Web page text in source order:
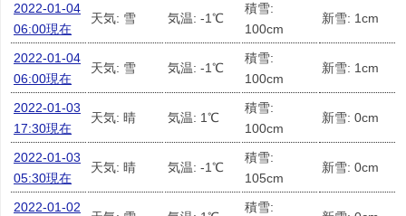
2022-01-04
06:00現在
天気: 雪 気温: -1℃
積雪:
100cm
新雪: 1cm
2022-01-04
06:00現在
天気: 雪 気温: -1℃
積雪:
100cm
新雪: 1cm
2022-01-03
17:30現在
天気: 晴 気温: 1℃
積雪:
100cm
新雪: 0cm
2022-01-03
05:30現在
天気: 晴 気温: -1℃
積雪:
105cm
新雪: 0cm
2022-01-02
積雪: